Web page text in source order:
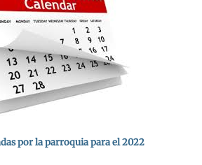
por la parroquia para el 2022